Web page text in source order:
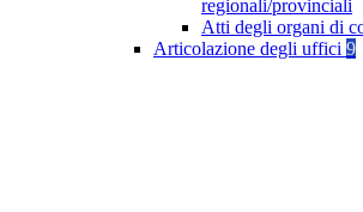
regionali/provinciali
Atti degli organi di
Articolazione degli uffici 9